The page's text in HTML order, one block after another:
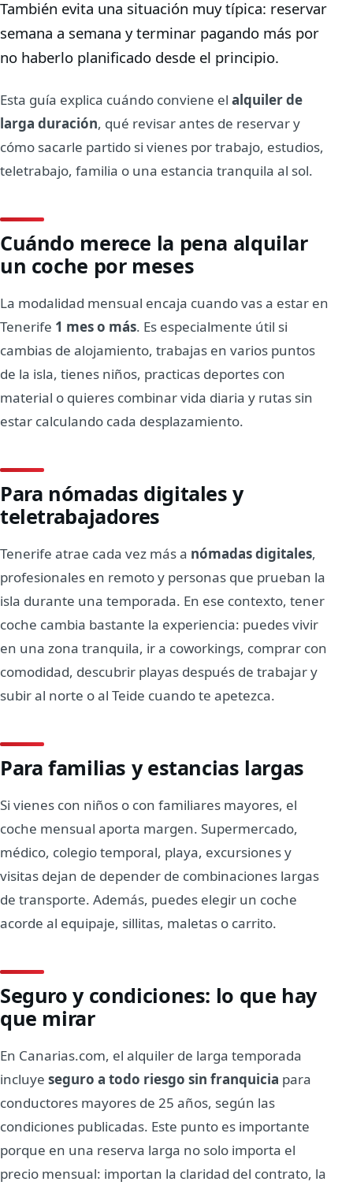
También evita una situación muy típica: reservar
semana a semana y terminar pagando más por
no haberlo planificado desde el principio.
Esta guía explica cuándo conviene el alquiler de
larga duración, qué revisar antes de reservar y
cómo sacarle partido si vienes por trabajo, estudios,
teletrabajo, familia o una estancia tranquila al sol.
Cuándo merece la pena alquilar
un coche por meses
La modalidad mensual encaja cuando vas a estar en
Tenerife 1 mes o más. Es especialmente útil si
cambias de alojamiento, trabajas en varios puntos
de la isla, tienes niños, practicas deportes con
material o quieres combinar vida diaria y rutas sin
estar calculando cada desplazamiento.
Para nómadas digitales y
teletrabajadores
Tenerife atrae cada vez más a nómadas digitales,
profesionales en remoto y personas que prueban la
isla durante una temporada. En ese contexto, tener
coche cambia bastante la experiencia: puedes vivir
en una zona tranquila, ir a coworkings, comprar con
comodidad, descubrir playas después de trabajar y
subir al norte o al Teide cuando te apetezca.
Para familias y estancias largas
Si vienes con niños o con familiares mayores, el
coche mensual aporta margen. Supermercado,
médico, colegio temporal, playa, excursiones y
visitas dejan de depender de combinaciones largas
de transporte. Además, puedes elegir un coche
acorde al equipaje, sillitas, maletas o carrito.
Seguro y condiciones: lo que hay
que mirar
En Canarias.com, el alquiler de larga temporada
incluye seguro a todo riesgo sin franquicia para
conductores mayores de 25 años, según las
condiciones publicadas. Este punto es importante
porque en una reserva larga no solo importa el
precio mensual: importan la claridad del contrato, la